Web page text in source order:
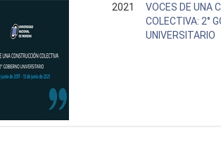
2021
VOCES DE UNA
COLECTIVA: 2°
UNIVERSITARIO